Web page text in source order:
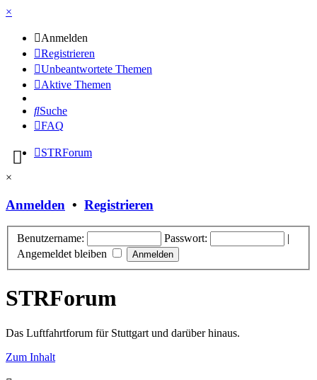
×
Anmelden
Registrieren
Unbeantwortete Themen
Aktive Themen
Suche
FAQ
STRForum
×
Anmelden • Registrieren
Benutzername: Passwort:
|
Angemeldet bleiben
STRForum
Das Luftfahrtforum für Stuttgart und darüber hinaus.
Zum Inhalt